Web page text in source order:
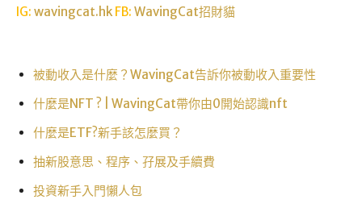
IG: wavingcat.hk FB: WavingCat招財貓
被動收入是什麼？WavingCat告訴你被動收入重要性
什麼是NFT ? | WavingCat帶你由0開始認識nft
什麼是ETF?新手該怎麼買？
抽新股意思、程序、孖展及手續費
投資新手入門懶人包